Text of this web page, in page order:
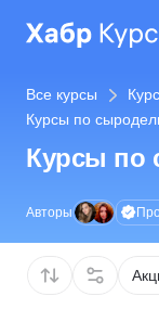
Все курсы
Курсы по
Курсы по
Авторы